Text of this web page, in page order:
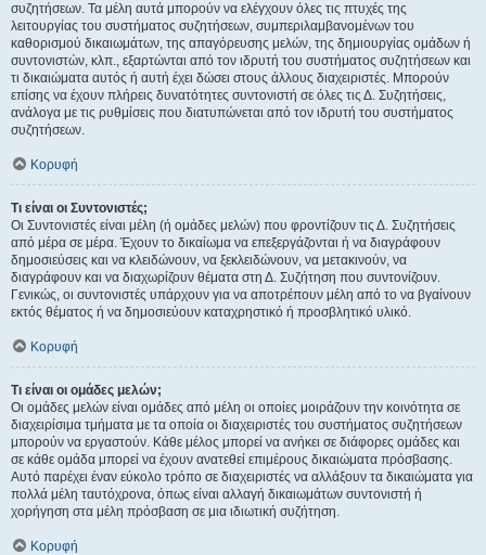
συζητήσεων. Τα μέλη αυτά μπορούν να ελέγχουν όλες τις πτυχές της
λειτουργίας του συστήματος συζητήσεων, συμπεριλαμβανομένων του
καθορισμού δικαιωμάτων, της απαγόρευσης μελών, της δημιουργίας ομάδων ή
συντονιστών, κλπ., εξαρτώνται από τον ιδρυτή του συστήματος συζητήσεων και
τι δικαιώματα αυτός ή αυτή έχει δώσει στους άλλους διαχειριστές. Μπορούν
επίσης να έχουν πλήρεις δυνατότητες συντονιστή σε όλες τις Δ. Συζητήσεις,
ανάλογα με τις ρυθμίσεις που διατυπώνεται από τον ιδρυτή του συστήματος
συζητήσεων.
Κορυφή
Τι είναι οι Συντονιστές;
Οι Συντονιστές είναι μέλη (ή ομάδες μελών) που φροντίζουν τις Δ. Συζητήσεις
από μέρα σε μέρα. Έχουν το δικαίωμα να επεξεργάζονται ή να διαγράφουν
δημοσιεύσεις και να κλειδώνουν, να ξεκλειδώνουν, να μετακινούν, να
διαγράφουν και να διαχωρίζουν θέματα στη Δ. Συζήτηση που συντονίζουν.
Γενικώς, οι συντονιστές υπάρχουν για να αποτρέπουν μέλη από το να βγαίνουν
εκτός θέματος ή να δημοσιεύουν καταχρηστικό ή προσβλητικό υλικό.
Κορυφή
Τι είναι οι ομάδες μελών;
Οι ομάδες μελών είναι ομάδες από μέλη οι οποίες μοιράζουν την κοινότητα σε
διαχειρίσιμα τμήματα με τα οποία οι διαχειριστές του συστήματος συζητήσεων
μπορούν να εργαστούν. Κάθε μέλος μπορεί να ανήκει σε διάφορες ομάδες και
σε κάθε ομάδα μπορεί να έχουν ανατεθεί επιμέρους δικαιώματα πρόσβασης.
Αυτό παρέχει έναν εύκολο τρόπο σε διαχειριστές να αλλάξουν τα δικαιώματα για
πολλά μέλη ταυτόχρονα, όπως είναι αλλαγή δικαιωμάτων συντονιστή ή
χορήγηση στα μέλη πρόσβαση σε μια ιδιωτική συζήτηση.
Κορυφή